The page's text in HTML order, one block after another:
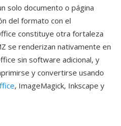
solo documento o página
del formato con el
constituye otra fortaleza
se renderizan nativamente en
sin software adicional, y
y convertirse usando
, ImageMagick, Inkscape y